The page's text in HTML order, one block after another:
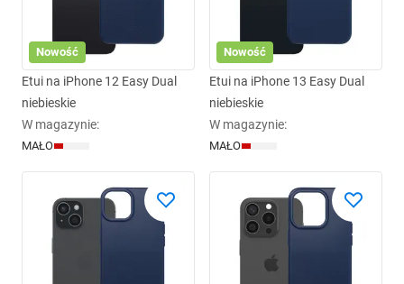
Nowość
Etui na iPhone 12 Easy Dual
niebieskie
W magazynie:
MAŁO
Nowość
Etui na iPhone 13 Easy Dual
niebieskie
W magazynie:
MAŁO